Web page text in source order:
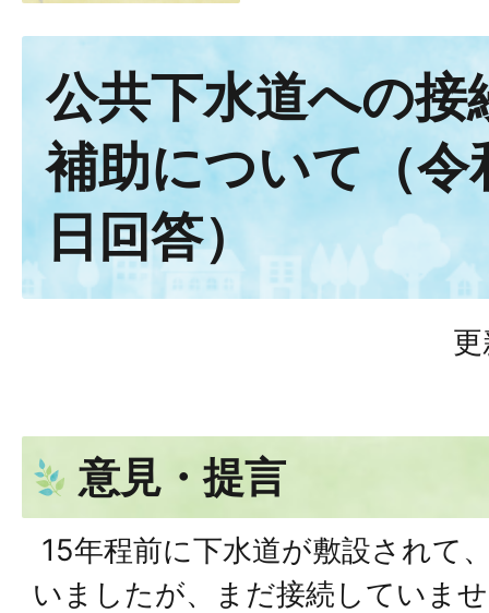
公共下水道への接
補助について（令
日回答）
意見・提言
15年程前に下水道が敷設されて
いましたが、まだ接続していま